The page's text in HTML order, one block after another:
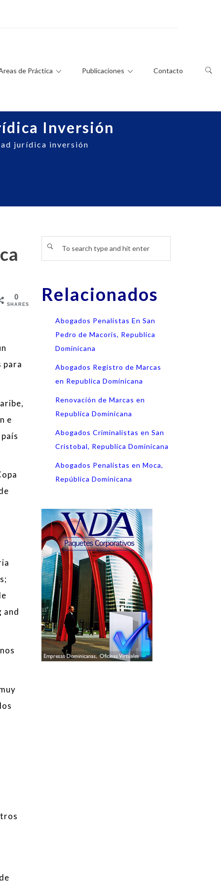
de Práctica Publicaciones Contacto
Inversión
jurídica inversión
0
SHARES
para
e
and
Relacionados
Abogados Penalistas En San
Pedro de Macoris, Republica
Dominicana
Abogados Registro de Marcas
en Republica Dominicana
Renovación de Marcas en
Republica Dominicana
Abogados Criminalistas en San
Cristobal, Republica Dominicana
Abogados Penalistas en Moca,
República Dominicana